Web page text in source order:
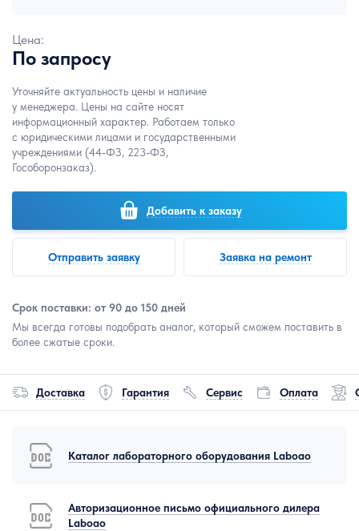
Цена:
По запросу
Уточняйте актуальность цены и наличие
у менеджера. Цены на сайте носят
информационный характер. Работаем только
с юридическими лицами и государственными
учреждениями (44-ФЗ, 223-ФЗ,
Гособоронзаказ).
Добавить к заказу
Отправить заявку Заявка на ремонт
Срок поставки: от 90 до 150 дней
Мы всегда готовы подобрать аналог, который сможем поставить в
более сжатые сроки.
Доставка Гарантия Сервис Оплата
Каталог лабораторного оборудования Laboao
Авторизационное письмо официального дилера
Laboao